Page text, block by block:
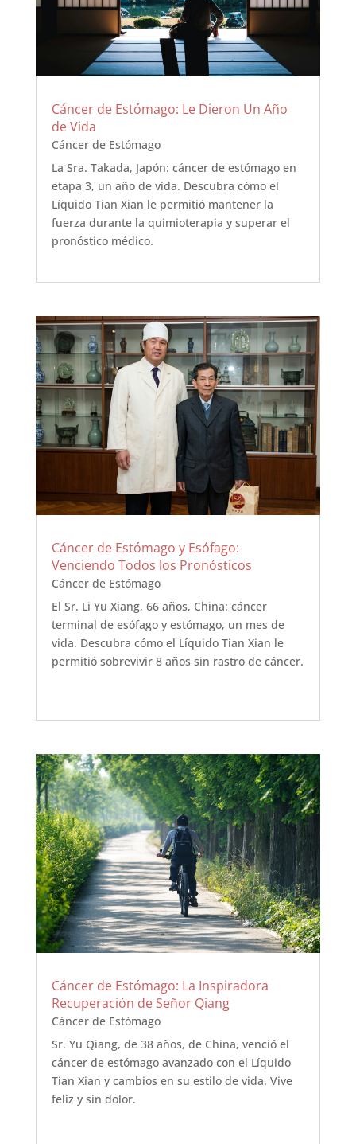
Cáncer de Estómago: Le Dieron Un Año
de Vida
Cáncer de Estómago
La Sra. Takada, Japón: cáncer de estómago en
etapa 3, un año de vida. Descubra cómo el
Líquido Tian Xian le permitió mantener la
fuerza durante la quimioterapia y superar el
pronóstico médico.
Cáncer de Estómago y Esófago:
Venciendo Todos los Pronósticos
Cáncer de Estómago
El Sr. Li Yu Xiang, 66 años, China: cáncer
terminal de esófago y estómago, un mes de
vida. Descubra cómo el Líquido Tian Xian le
permitió sobrevivir 8 años sin rastro de cáncer.
Cáncer de Estómago: La Inspiradora
Recuperación de Señor Qiang
Cáncer de Estómago
Sr. Yu Qiang, de 38 años, de China, venció el
cáncer de estómago avanzado con el Líquido
Tian Xian y cambios en su estilo de vida. Vive
feliz y sin dolor.